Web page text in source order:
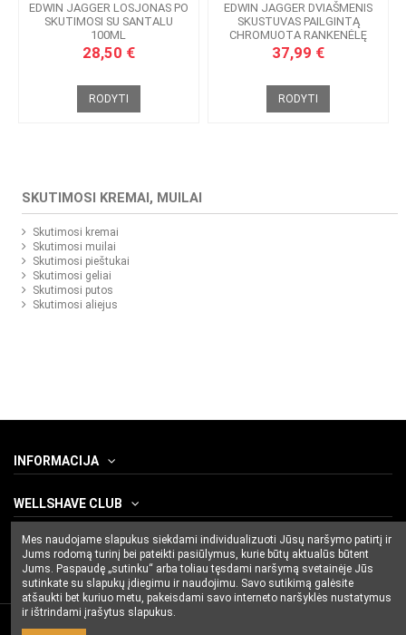
EDWIN JAGGER LOSJONAS PO
SKUTIMOSI SU SANTALU
100ML
28,50 €
RODYTI
EDWIN JAGGER DVIAŠMENIS
SKUSTUVAS PAILGINTĄ
CHROMUOTA RANKENĖLĘ
37,99 €
RODYTI
SKUTIMOSI KREMAI, MUILAI
Skutimosi kremai
Skutimosi muilai
Skutimosi pieštukai
Skutimosi geliai
Skutimosi putos
Skutimosi aliejus
INFORMACIJA
WELLSHAVE CLUB
SUSISIEKITE SU MUMIS
Mes naudojame slapukus siekdami individualizuoti Jūsų naršymo patirtį ir
Jums rodomą turinį bei pateikti pasiūlymus, kurie būtų aktualūs būtent
Jums. Paspaudę „sutinku“ arba toliau tęsdami naršymą svetainėje Jūs
sutinkate su slapukų įdiegimu ir naudojimu. Savo sutikimą galėsite
atšaukti bet kuriuo metu, pakeisdami savo interneto naršyklės nustatymus
ir ištrindami įrašytus slapukus.